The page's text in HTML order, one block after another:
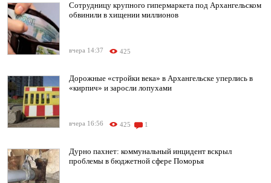
Сотрудницу крупного гипермаркета под Архангельском
обвинили в хищении миллионов
вчера 14:37 425
Дорожные «стройки века» в Архангельске уперлись в
«кирпич» и заросли лопухами
вчера 16:56 425 1
Дурно пахнет: коммунальный инцидент вскрыл
проблемы в бюджетной сфере Поморья